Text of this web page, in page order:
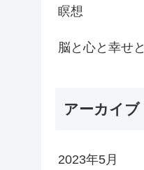
瞑想
脳と心と幸せと
アーカイブ
2023年5月